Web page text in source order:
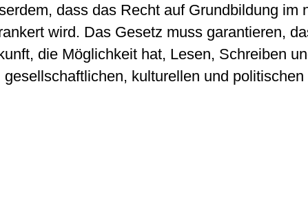
dass das Recht auf Grundbildung im
wird. Das Gesetz muss garantieren,
die Möglichkeit hat, Lesen, Schreiben
kulturellen und